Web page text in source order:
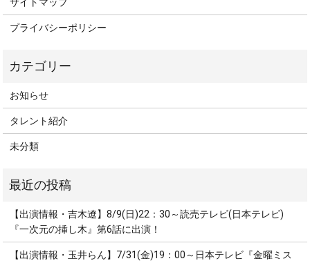
プライバシーポリシー
お知らせ
タレント紹介
未分類
【出演情報・吉木遼】8/9(日)22：30～読売テレビ(日本テレビ)
『一次元の挿し木』第6話に出演！
【出演情報・玉井らん】7/31(金)19：00～日本テレビ『金曜ミス